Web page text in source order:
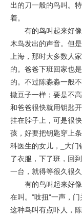
出的刀一般的鸟叫。
着。
有的鸟叫起来好像
木鸟发出的声音。但
上海，那时大多数人
的。爸爸下班回家也
的。不过陈淼淼一般
撒豆子一样；要是不
和爸爸很快就用钥匙
挂在脖子上，可是很
孩，好要把钥匙穿上
科医生的女儿，_大门
了衣服，下了班，回
一台，就得等很久很久
有的鸟叫起来好像
在叫。"吱扭"一声，
这种鸟叫有点吓人，